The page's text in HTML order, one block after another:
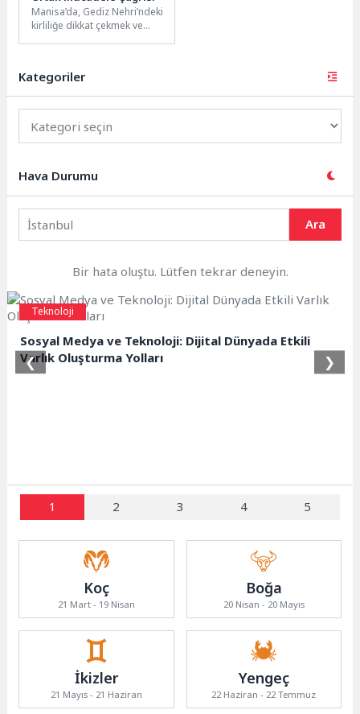
Manisa’da, Gediz Nehri’ndeki
kirliliğe dikkat çekmek ve
Kategoriler
Hava Durumu
Ara
Bir hata oluştu. Lütfen tekrar deneyin.
Teknoloji
Sosyal Medya ve Teknoloji: Dijital Dünyada Etkili
Varlık Oluşturma Yolları
❮ ❯
1 2 3 4 5
Koç
21 Mart - 19 Nisan
Boğa
20 Nisan - 20 Mayıs
İkizler
21 Mayıs - 21 Haziran
Yengeç
22 Haziran - 22 Temmuz